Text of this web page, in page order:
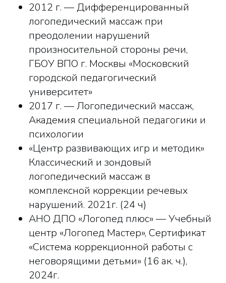
2012 г. — Дифференцированный
логопедический массаж при
преодолении нарушений
произносительной стороны речи,
ГБОУ ВПО г. Москвы «Московский
городской педагогический
университет»
2017 г. — Логопедический массаж,
Академия специальной педагогики и
психологии
«Центр развивающих игр и методик»
Классический и зондовый
логопедический массаж в
комплексной коррекции речевых
нарушений. 2021г. (24 ч)
АНО ДПО «Логопед плюс» — Учебный
центр «Логопед Мастер», Сертификат
«Система коррекционной работы с
неговорящими детьми» (16 ак. ч.),
2024г.